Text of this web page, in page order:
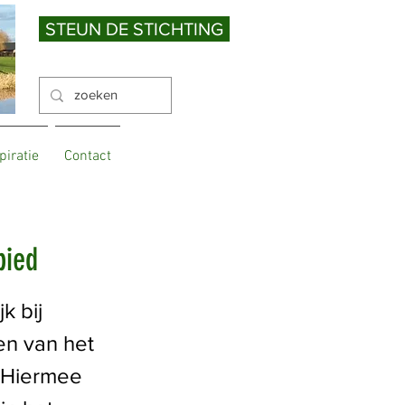
STEUN DE STICHTING
bij
van het
Contact